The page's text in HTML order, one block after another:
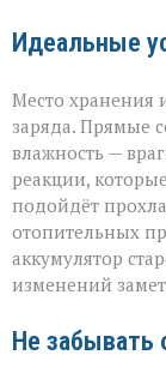
Идеальные
Место хранения
заряда. Прямые
влажность —
реакции,
подойдёт
отопительных
аккумулятор
изменений
Не забывать